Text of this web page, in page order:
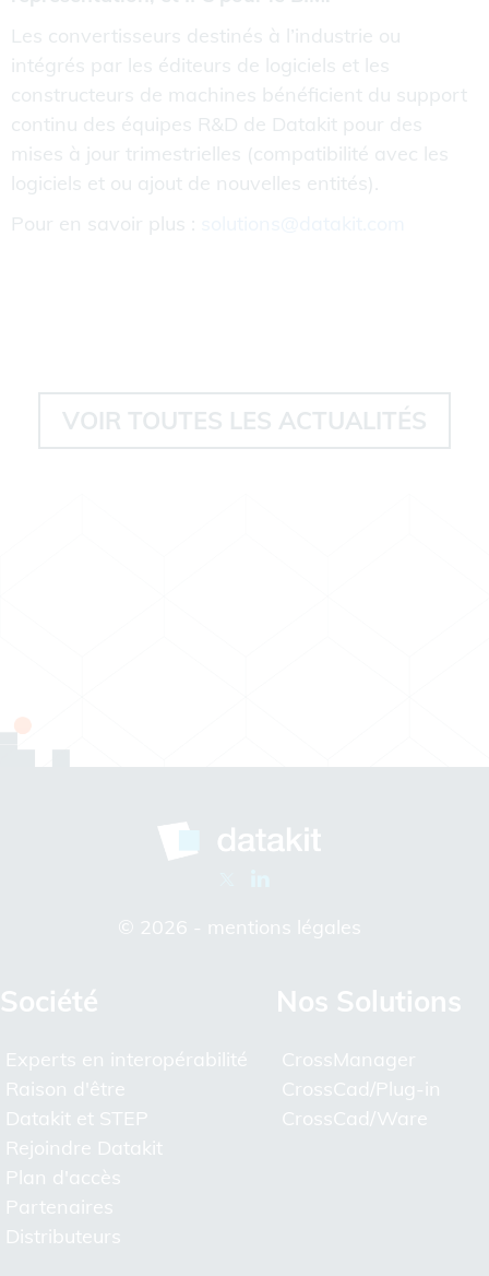
Les convertisseurs destinés à l’industrie ou
intégrés par les éditeurs de logiciels et les
constructeurs de machines bénéficient du support
continu des équipes R&D de Datakit pour des
mises à jour trimestrielles (compatibilité avec les
logiciels et ou ajout de nouvelles entités).
Pour en savoir plus :
VOIR TOUTES LES ACTUALITÉS
© 2026 - mentions légales
Société
Experts en interopérabilité
Raison d'être
Datakit et STEP
Rejoindre Datakit
Plan d'accès
Partenaires
Distributeurs
Nos Solutions
CrossManager
CrossCad/Plug-in
CrossCad/Ware